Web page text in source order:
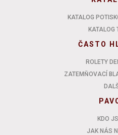
KATALOG
KATALOG
ČASTO
ROLETY
ZATEMŇOVACÍ
KDO
JAK NÁS